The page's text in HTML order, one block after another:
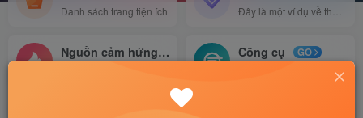
Danh sách trang tiện ích
Nguồn cảm hứng Công cụ
GO
Đây là một ví dụ về thẻ menu